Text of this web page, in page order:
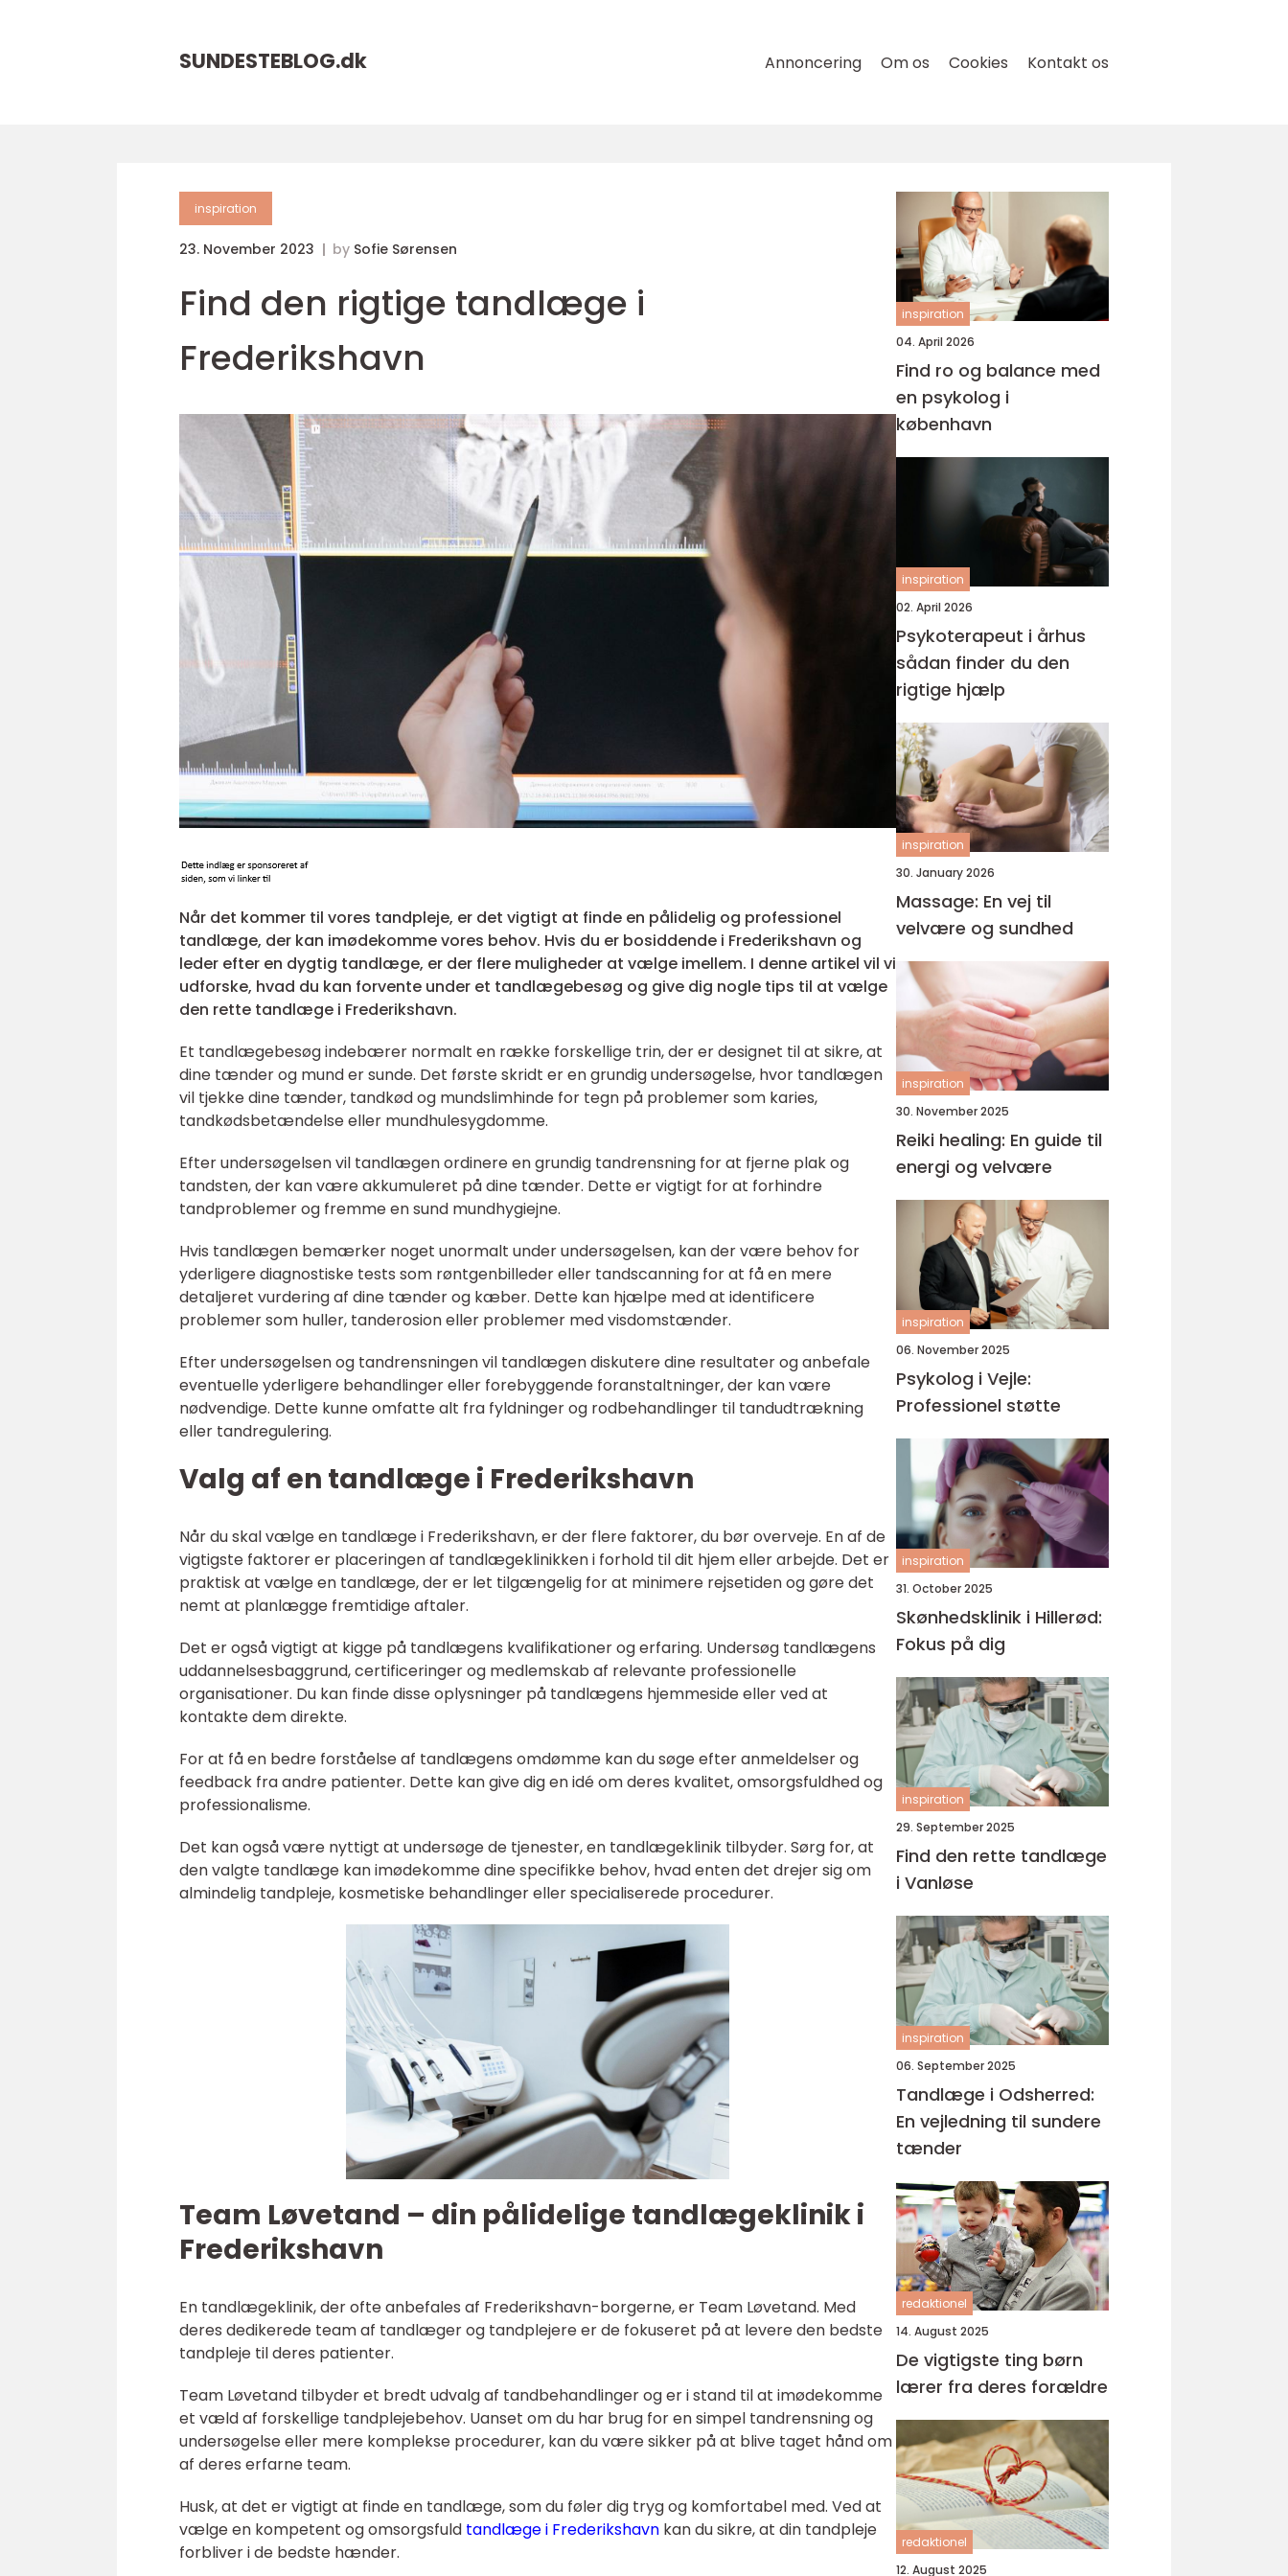
SUNDESTEBLOG.dk Annoncering Om os Cookies Kontakt os
inspiration
23. November 2023 by Sofie Sørensen
Find den rigtige tandlæge i
Frederikshavn
Når det kommer til vores tandpleje, er det vigtigt at finde en pålidelig og professionel
tandlæge, der kan imødekomme vores behov. Hvis du er bosiddende i Frederikshavn og
leder efter en dygtig tandlæge, er der flere muligheder at vælge imellem. I denne artikel vil vi
udforske, hvad du kan forvente under et tandlægebesøg og give dig nogle tips til at vælge
den rette tandlæge i Frederikshavn.
Et tandlægebesøg indebærer normalt en række forskellige trin, der er designet til at sikre, at
dine tænder og mund er sunde. Det første skridt er en grundig undersøgelse, hvor tandlægen
vil tjekke dine tænder, tandkød og mundslimhinde for tegn på problemer som karies,
tandkødsbetændelse eller mundhulesygdomme.
Efter undersøgelsen vil tandlægen ordinere en grundig tandrensning for at fjerne plak og
tandsten, der kan være akkumuleret på dine tænder. Dette er vigtigt for at forhindre
tandproblemer og fremme en sund mundhygiejne.
Hvis tandlægen bemærker noget unormalt under undersøgelsen, kan der være behov for
yderligere diagnostiske tests som røntgenbilleder eller tandscanning for at få en mere
detaljeret vurdering af dine tænder og kæber. Dette kan hjælpe med at identificere
problemer som huller, tanderosion eller problemer med visdomstænder.
Efter undersøgelsen og tandrensningen vil tandlægen diskutere dine resultater og anbefale
eventuelle yderligere behandlinger eller forebyggende foranstaltninger, der kan være
nødvendige. Dette kunne omfatte alt fra fyldninger og rodbehandlinger til tandudtrækning
eller tandregulering.
Valg af en tandlæge i Frederikshavn
Når du skal vælge en tandlæge i Frederikshavn, er der flere faktorer, du bør overveje. En af de
vigtigste faktorer er placeringen af tandlægeklinikken i forhold til dit hjem eller arbejde. Det er
praktisk at vælge en tandlæge, der er let tilgængelig for at minimere rejsetiden og gøre det
nemt at planlægge fremtidige aftaler.
Det er også vigtigt at kigge på tandlægens kvalifikationer og erfaring. Undersøg tandlægens
uddannelsesbaggrund, certificeringer og medlemskab af relevante professionelle
organisationer. Du kan finde disse oplysninger på tandlægens hjemmeside eller ved at
kontakte dem direkte.
For at få en bedre forståelse af tandlægens omdømme kan du søge efter anmeldelser og
feedback fra andre patienter. Dette kan give dig en idé om deres kvalitet, omsorgsfuldhed og
professionalisme.
Det kan også være nyttigt at undersøge de tjenester, en tandlægeklinik tilbyder. Sørg for, at
den valgte tandlæge kan imødekomme dine specifikke behov, hvad enten det drejer sig om
almindelig tandpleje, kosmetiske behandlinger eller specialiserede procedurer.
Team Løvetand – din pålidelige tandlægeklinik i
Frederikshavn
En tandlægeklinik, der ofte anbefales af Frederikshavn-borgerne, er Team Løvetand. Med
deres dedikerede team af tandlæger og tandplejere er de fokuseret på at levere den bedste
tandpleje til deres patienter.
Team Løvetand tilbyder et bredt udvalg af tandbehandlinger og er i stand til at imødekomme
et væld af forskellige tandplejebehov. Uanset om du har brug for en simpel tandrensning og
undersøgelse eller mere komplekse procedurer, kan du være sikker på at blive taget hånd om
af deres erfarne team.
Husk, at det er vigtigt at finde en tandlæge, som du føler dig tryg og komfortabel med. Ved at
vælge en kompetent og omsorgsfuld tandlæge i Frederikshavn kan du sikre, at din tandpleje
forbliver i de bedste hænder.
inspiration
04. April 2026
Find ro og balance med
en psykolog i
københavn
inspiration
02. April 2026
Psykoterapeut i århus
sådan finder du den
rigtige hjælp
inspiration
30. January 2026
Massage: En vej til
velvære og sundhed
inspiration
30. November 2025
Reiki healing: En guide til
energi og velvære
inspiration
06. November 2025
Psykolog i Vejle:
Professionel støtte
inspiration
31. October 2025
Skønhedsklinik i Hillerød:
Fokus på dig
inspiration
29. September 2025
Find den rette tandlæge
i Vanløse
inspiration
06. September 2025
Tandlæge i Odsherred:
En vejledning til sundere
tænder
redaktionel
14. August 2025
De vigtigste ting børn
lærer fra deres forældre
redaktionel
12. August 2025